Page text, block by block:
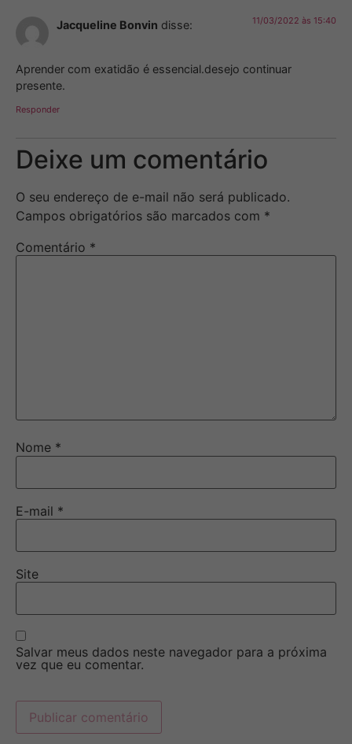
Jacqueline Bonvin disse: 11/03/2022 às 15:40
Aprender com exatidão é essencial.desejo continuar
presente.
Responder
Deixe um comentário
O seu endereço de e-mail não será publicado.
Campos obrigatórios são marcados com *
Comentário *
Nome *
E-mail *
Site
Salvar meus dados neste navegador para a próxima
vez que eu comentar.